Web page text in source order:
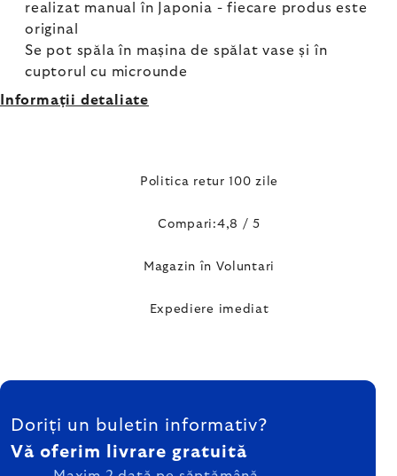
realizat manual în Japonia - fiecare produs este
original
Se pot spăla în mașina de spălat vase și în
cuptorul cu microunde
Informaţii detaliate
Politica retur 100 zile
Compari:4,8 / 5
Magazin în Voluntari
Expediere imediat
SUBSOL
Doriți un buletin informativ?
Vă oferim livrare gratuită